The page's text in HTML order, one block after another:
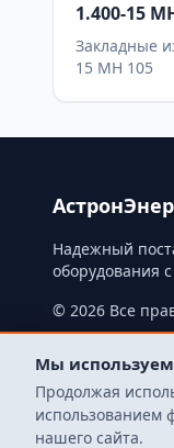
1.400-15
Закладные
15 МН 105
Надежный
оборудования
© 2026 Все
Мы
Продолжая
использованием
нашего сайта.